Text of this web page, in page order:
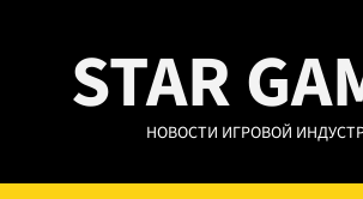
содержимомуSTAR
НОВОСТИ ИГРОВОЙ